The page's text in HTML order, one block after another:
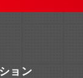
ョン